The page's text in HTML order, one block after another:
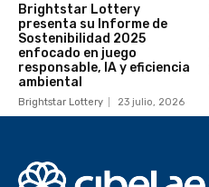
Brightstar Lottery
presenta su Informe de
Sostenibilidad 2025
enfocado en juego
responsable, IA y eficiencia
ambiental
Brightstar Lottery 23 julio, 2026